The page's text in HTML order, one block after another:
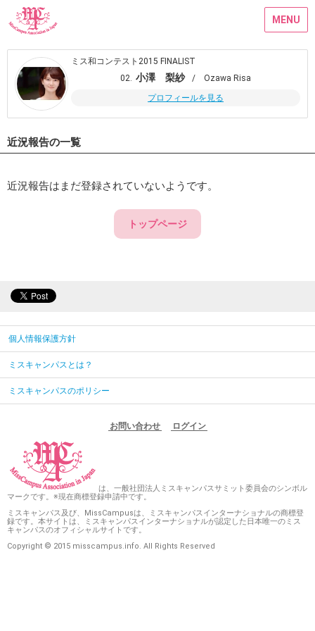
MENU
ミス和コンテスト2015 FINALIST
02. 小澤 梨紗
/ Ozawa Risa
プロフィールを見る
近況報告の一覧
近況報告はまだ登録されていないようです。
トップページ
個人情報保護方針
ミスキャンパスとは？
ミスキャンパスのポリシー
お問い合わせ ログイン
は、一般社団法人ミスキャンパスサミット委員会のシンボル
マークです。※現在商標登録申請中です。
ミスキャンパス及び、MissCampusは、ミスキャンパスインターナショナルの商標登
録です。本サイトは、ミスキャンパスインターナショナルが認定した日本唯一のミス
キャンパスのオフィシャルサイトです。
Copyright © 2015 misscampus.info. All Rights Reserved